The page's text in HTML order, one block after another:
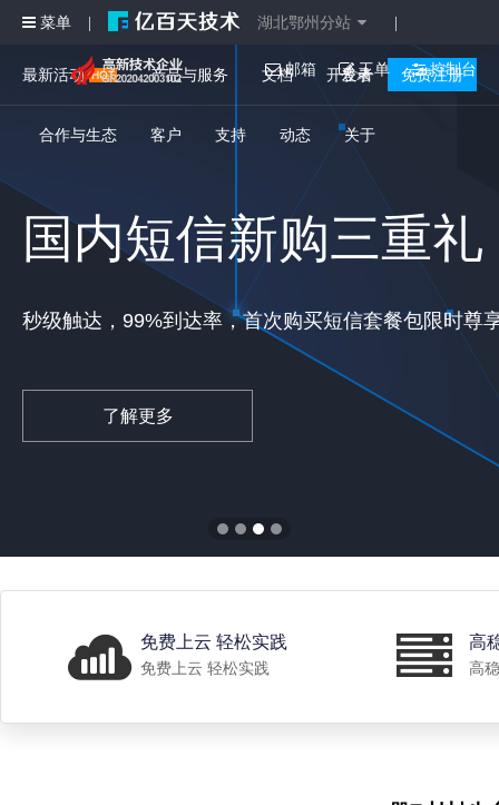
国内短信新购三重礼
秒级触达，99%到达率，首次购买短信套餐包限时尊
了解更多
特色开发与运维服务
历经10余年技术探索与创新，为您提供支付、微信
了解更多
最新活动 产品与服务 文档 开发者
合作与生态 客户 支持 动态 关于
登录 免费注册
菜单 湖北鄂州分站
邮箱 工单 控制台
免费上云 轻松实践
免费上云 轻松实践
高
高